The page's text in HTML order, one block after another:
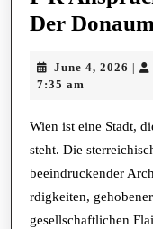
Der
June 4, 2026 June
7:35 am
Wien ist eine Stadt,
steht. Die
beeindruckender
rdigkeiten,
gesellschaftlichen